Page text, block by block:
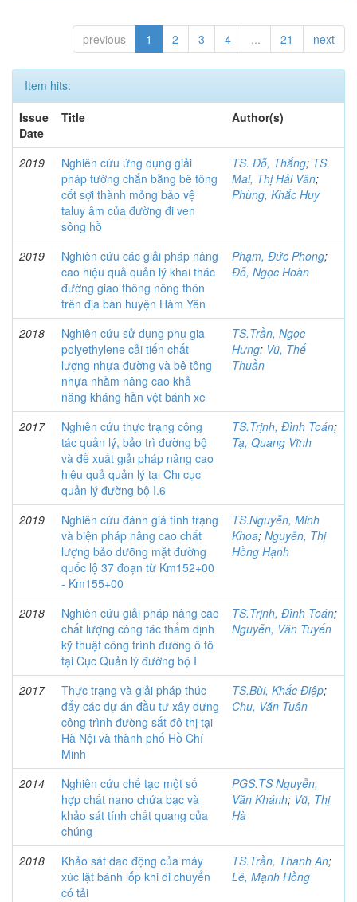
previous 1 2 3 4 ... 21 next
Item hits:
Issue
Date
Title Author(s)
2019
Nghiên cứu ứng dụng giải
pháp tường chắn bằng bê tông
cốt sợi thành mỏng bảo vệ
taluy âm của đường đi ven
sông hồ
TS. Đỗ, Thắng; TS.
Mai, Thị Hải Vân;
Phùng, Khắc Huy
2019
Nghiên cứu các giải pháp nâng
cao hiệu quả quản lý khai thác
đường giao thông nông thôn
trên địa bàn huyện Hàm Yên
Phạm, Đức Phong;
Đỗ, Ngọc Hoàn
2018
Nghiên cứu sử dụng phụ gia
polyethylene cải tiến chất
lượng nhựa đường và bê tông
nhựa nhằm nâng cao khả
năng kháng hằn vệt bánh xe
TS.Trần, Ngọc
Hưng; Vũ, Thế
Thuần
2017
Nghıên cứu thực trạng công
tác quản lý, bảo trì đường bộ
và đề xuất gıảı pháp nâng cao
hıệu quả quản lý tạı Chı cục
quản lý đường bộ I.6
TS.Trịnh, Đình Toán;
Tạ, Quang Vĩnh
2019
Nghiên cứu đánh giá tình trạng
và biện pháp nâng cao chất
lượng bảo dưỡng mặt đường
quốc lộ 37 đoạn từ Km152+00
- Km155+00
TS.Nguyễn, Minh
Khoa; Nguyễn, Thị
Hồng Hạnh
2018
Nghiên cứu giải pháp nâng cao
chất lượng công tác thẩm định
kỹ thuật công trình đường ô tô
tại Cục Quản lý đường bộ I
TS.Trịnh, Đình Toán;
Nguyễn, Văn Tuyến
2017
Thực trạng và giải pháp thúc
đẩy các dự án đầu tư xây dựng
công trình đường sắt đô thị tại
Hà Nội và thành phố Hồ Chí
Minh
TS.Bùi, Khắc Điệp;
Chu, Văn Tuân
2014
Nghiên cứu chế tạo một số
hợp chất nano chứa bạc và
khảo sát tính chất quang của
chúng
PGS.TS Nguyễn,
Văn Khánh; Vũ, Thị
Hà
2018
Khảo sát dao động của máy
xúc lật bánh lốp khi di chuyển
có tải
TS.Trần, Thanh An;
Lê, Mạnh Hồng